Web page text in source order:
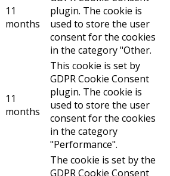
11
months
plugin. The cookie is
used to store the user
consent for the cookies
in the category "Other.
11
months
This cookie is set by
GDPR Cookie Consent
plugin. The cookie is
used to store the user
consent for the cookies
in the category
"Performance".
The cookie is set by the
GDPR Cookie Consent